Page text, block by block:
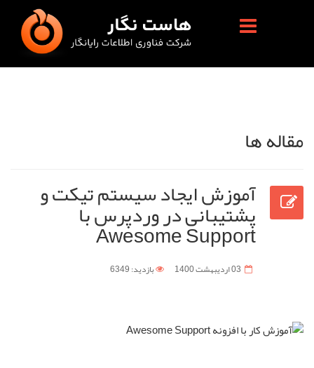
مقاله ها
آموزش ایجاد سیستم تیکت و
پشتیبانی در وردپرس با
Awesome Support
03 ارديبهشت 1400 بازدید: 6349